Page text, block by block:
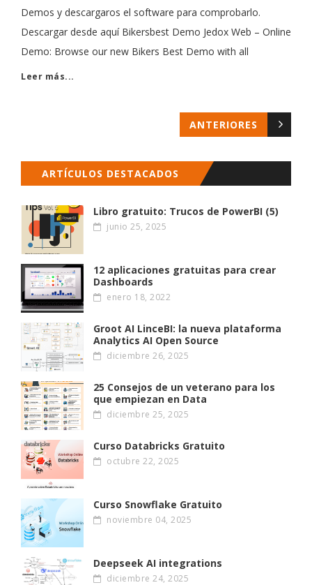
Demos y descargaros el software para comprobarlo.
Descargar desde aquí Bikersbest Demo Jedox Web – Online
Demo: Browse our new Bikers Best Demo with all
Leer más...
ANTERIORES
ARTÍCULOS DESTACADOS
Libro gratuito: Trucos de PowerBI (5)
junio 25, 2025
12 aplicaciones gratuitas para crear
Dashboards
enero 18, 2022
Groot AI LinceBI: la nueva plataforma
Analytics AI Open Source
diciembre 26, 2025
25 Consejos de un veterano para los
que empiezan en Data
diciembre 25, 2025
Curso Databricks Gratuito
octubre 22, 2025
Curso Snowflake Gratuito
noviembre 04, 2025
Deepseek AI integrations
diciembre 24, 2025